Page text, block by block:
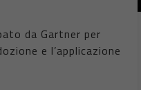
da Gartner per
e l’applicazione